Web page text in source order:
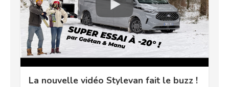
La nouvelle vidéo Stylevan fait le buzz !